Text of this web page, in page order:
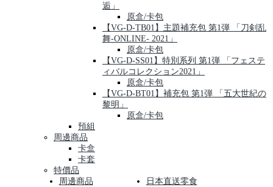
逅」
原盒/卡包
【VG-D-TB01】主題補充包 第1弾 「刀剣乱
舞-ONLINE- 2021」
原盒/卡包
【VG-D-SS01】特別系列 第1弾 「フェステ
ィバルコレクション2021」
原盒/卡包
【VG-D-BT01】補充包 第1弾 「五大世紀の
黎明」
原盒/卡包
預組
周邊商品
卡盒
卡套
特價品
周邊商品
日本直送零食